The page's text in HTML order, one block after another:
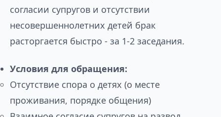
согласии супругов и отсутствии
несовершеннолетних детей брак
расторгается быстро - за 1-2 заседания.
Условия для обращения:
Отсутствие спора о детях (о месте
проживания, порядке общения)